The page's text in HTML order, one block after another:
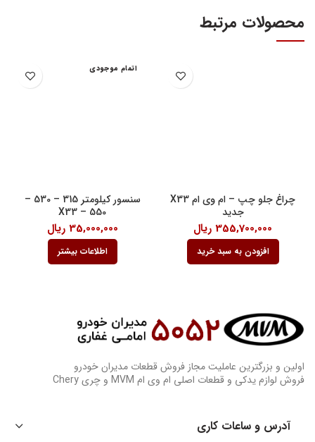
محصولات مرتبط
چراغ جلو چپ – ام وی ام X33
جدید
355,700,000 ریال
افزودن به سبد خرید
اتمام موجودی
سنسور کیلومتر 315 – 530 –
550 – X33
35,000,000 ریال
اطلاعات بیشتر
اولین و بزرگترین عاملیت مجاز فروش قطعات مدیران خودرو
فروش لوازم یدکی و قطعات اصلی ام وی ام MVM و چری Chery
آدرس و ساعات کاری